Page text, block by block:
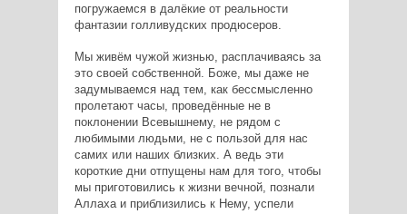
погружаемся в далёкие от реальности
фантазии голливудских продюсеров.
Мы живём чужой жизнью, расплачиваясь за
это своей собственной. Боже, мы даже не
задумываемся над тем, как бессмысленно
пролетают часы, проведённые не в
поклонении Всевышнему, не рядом с
любимыми людьми, не с пользой для нас
самих или наших близких. А ведь эти
короткие дни отпущены нам для того, чтобы
мы приготовились к жизни вечной, познали
Аллаха и приблизились к Нему, успели